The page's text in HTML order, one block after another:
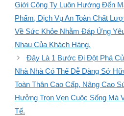
Giới Công Ty Luôn Hướng Đến
Phẩm, Dịch Vụ An Toàn Chất
Về Sức Khỏe Nhằm Đáp Ứng
Nhau Của Khách Hàng.
Đây Là 1 Bước Đi Đột Phá
Nhà Nhà Có Thể Dễ Dàng Sở
Toàn Thân Cao Cấp, Nâng Cao
Hưởng Trọn Vẹn Cuộc Sống Mà
Tế.